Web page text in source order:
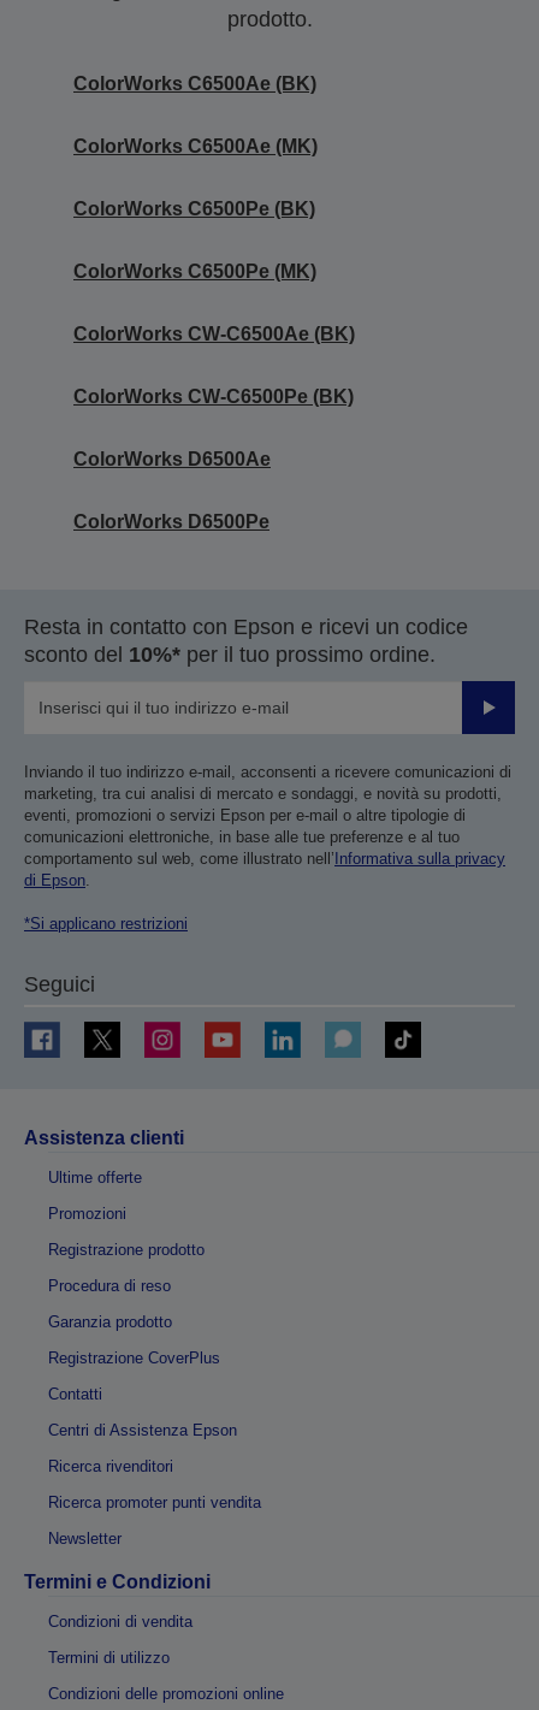
prodotto.
ColorWorks C6500Ae (BK)
ColorWorks C6500Ae (MK)
ColorWorks C6500Pe (BK)
ColorWorks C6500Pe (MK)
ColorWorks CW-C6500Ae (BK)
ColorWorks CW-C6500Pe (BK)
ColorWorks D6500Ae
ColorWorks D6500Pe
Resta in contatto con Epson e ricevi un codice
sconto del 10%* per il tuo prossimo ordine.
Invia
Inviando il tuo indirizzo e-mail, acconsenti a ricevere comunicazioni di
marketing, tra cui analisi di mercato e sondaggi, e novità su prodotti,
eventi, promozioni o servizi Epson per e-mail o altre tipologie di
comunicazioni elettroniche, in base alle tue preferenze e al tuo
comportamento sul web, come illustrato nell’Informativa sulla privacy
di Epson
*Si applicano restrizioni
Seguici
Assistenza clienti
Ultime offerte
Promozioni
Registrazione prodotto
Procedura di reso
Garanzia prodotto
Registrazione CoverPlus
Contatti
Centri di Assistenza Epson
Ricerca rivenditori
Ricerca promoter punti vendita
Newsletter
Termini e Condizioni
Condizioni di vendita
Termini di utilizzo
Condizioni delle promozioni online